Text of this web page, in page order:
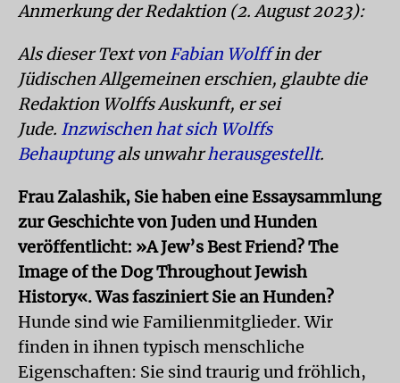
Anmerkung der Redaktion (2. August 2023):
Als dieser Text von Fabian Wolffin der
Jüdischen Allgemeinen erschien, glaubte die
Redaktion Wolffs Auskunft, er sei
Jude. Inzwischen hat sich Wolffs
Behauptungals unwahrherausgestellt.
Frau Zalashik, Sie haben eine Essaysammlung
zur Geschichte von Juden und Hunden
veröffentlicht: »A Jew’s Best Friend? The
Image of the Dog Throughout Jewish
History«. Was fasziniert Sie an Hunden?
Hunde sind wie Familienmitglieder. Wir
finden in ihnen typisch menschliche
Eigenschaften: Sie sind traurig und fröhlich,